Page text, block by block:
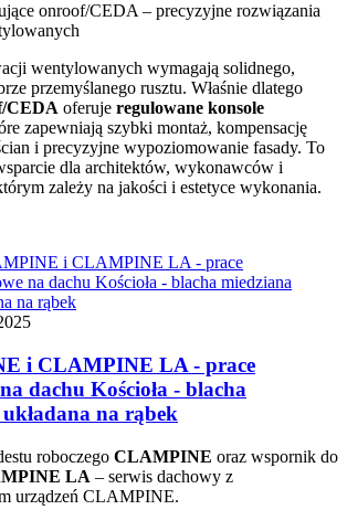
onroof/CEDA – precyzyjne rozwiązania
wentylowanych wymagają solidnego,
przemyślanego rusztu. Właśnie dlatego
CEDA oferuje regulowane konsole
zapewniają szybki montaż, kompensację
i precyzyjne wypoziomowanie fasady. To
dla architektów, wykonawców i
zależy na jakości i estetyce wykonania.
i CLAMPINE LA - prace
dachu Kościoła - blacha
na rąbek
roboczego CLAMPINE oraz wspornik do
LA – serwis dachowy z
urządzeń CLAMPINE.